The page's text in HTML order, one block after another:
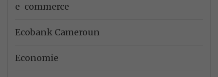
e-commerce
Ecobank Cameroun
Economie